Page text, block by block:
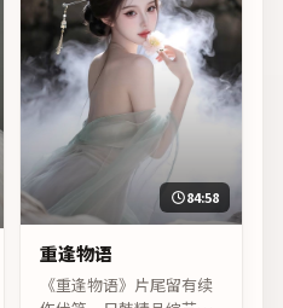
84:58
重逢物语
《重逢物语》片尾留有续